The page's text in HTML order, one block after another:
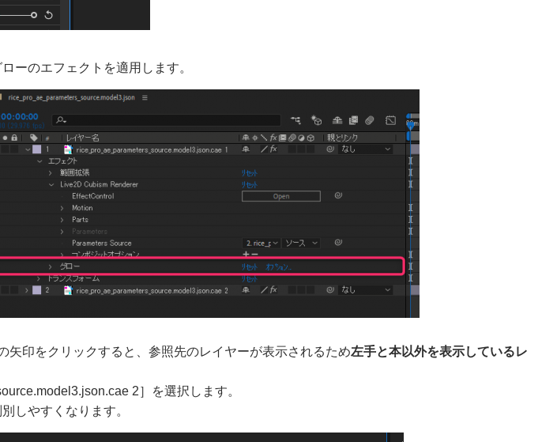
ーのエフェクトを適用します。
矢印をクリックすると、参照先のレイヤーが表示されるため左手と本以外を表示しているレ
2］を選択します。
しやすくなります。